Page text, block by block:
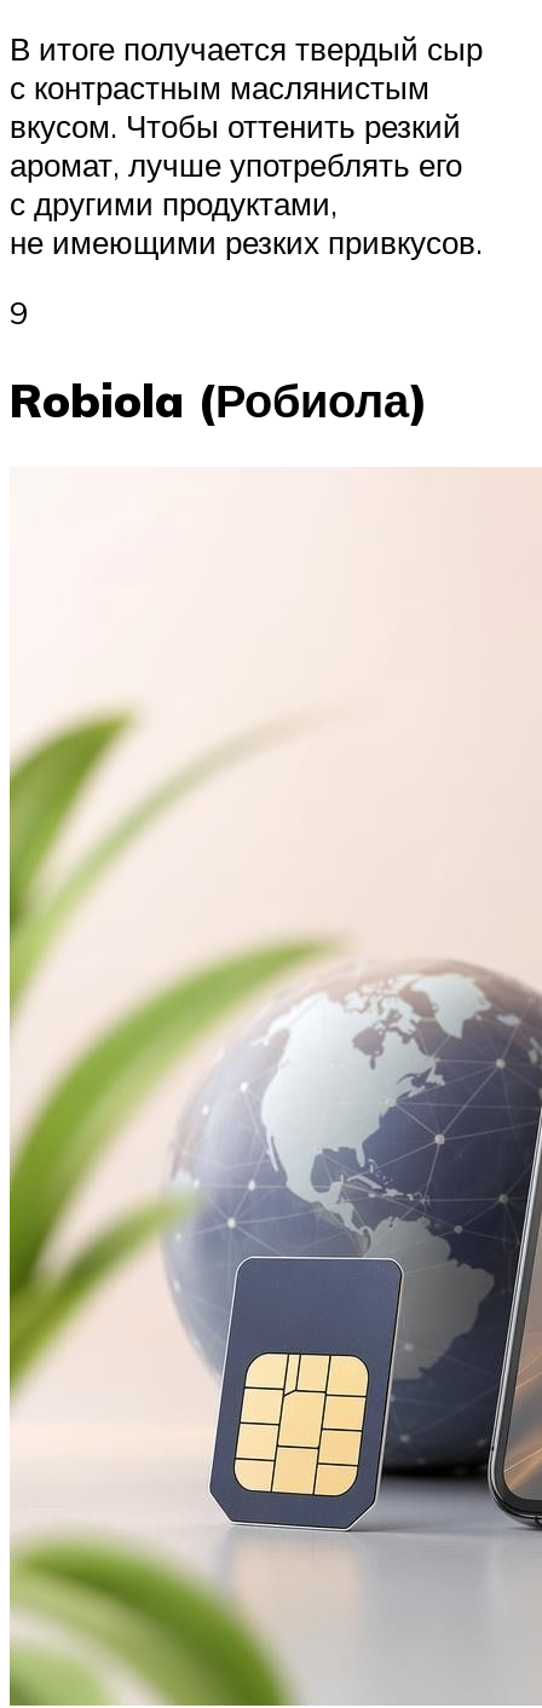
В итоге получается твердый сыр
с контрастным маслянистым
вкусом. Чтобы оттенить резкий
аромат, лучше употреблять его
с другими продуктами,
не имеющими резких привкусов.
9
Robiola (Робиола)